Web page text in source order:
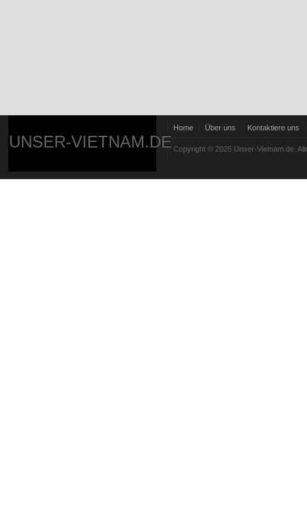
UNSER-VIETNAM.DE
Home Über uns Kontaktiere uns
Copyright © 2026 Unser-Vietnam.de.